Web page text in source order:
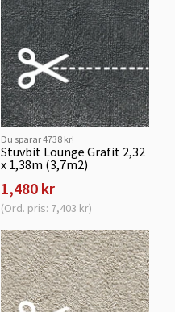
Du sparar 4738 kr!
Stuvbit Lounge Grafit 2,32
x 1,38m (3,7m2)
1,480 kr
(Ord. pris: 7,403 kr)